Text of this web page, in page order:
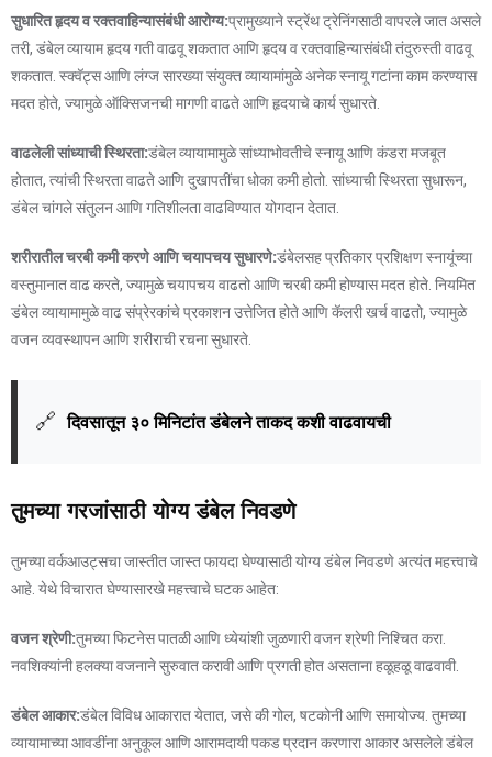
सुधारित हृदय व रक्तवाहिन्यासंबंधी आरोग्य:प्रामुख्याने स्ट्रेंथ ट्रेनिंगसाठी वापरले जात असले
तरी, डंबेल व्यायाम हृदय गती वाढवू शकतात आणि हृदय व रक्तवाहिन्यासंबंधी तंदुरुस्ती वाढवू
शकतात. स्क्वॅट्स आणि लंग्ज सारख्या संयुक्त व्यायामांमुळे अनेक स्नायू गटांना काम करण्यास
मदत होते, ज्यामुळे ऑक्सिजनची मागणी वाढते आणि हृदयाचे कार्य सुधारते.
वाढलेली सांध्याची स्थिरता:डंबेल व्यायामामुळे सांध्याभोवतीचे स्नायू आणि कंडरा मजबूत
होतात, त्यांची स्थिरता वाढते आणि दुखापतींचा धोका कमी होतो. सांध्याची स्थिरता सुधारून,
डंबेल चांगले संतुलन आणि गतिशीलता वाढविण्यात योगदान देतात.
शरीरातील चरबी कमी करणे आणि चयापचय सुधारणे:डंबेलसह प्रतिकार प्रशिक्षण स्नायूंच्या
वस्तुमानात वाढ करते, ज्यामुळे चयापचय वाढतो आणि चरबी कमी होण्यास मदत होते. नियमित
डंबेल व्यायामामुळे वाढ संप्रेरकांचे प्रकाशन उत्तेजित होते आणि कॅलरी खर्च वाढतो, ज्यामुळे
वजन व्यवस्थापन आणि शरीराची रचना सुधारते.
🔗 दिवसातून ३० मिनिटांत डंबेलने ताकद कशी वाढवायची
तुमच्या गरजांसाठी योग्य डंबेल निवडणे
तुमच्या वर्कआउट्सचा जास्तीत जास्त फायदा घेण्यासाठी योग्य डंबेल निवडणे अत्यंत महत्त्वाचे
आहे. येथे विचारात घेण्यासारखे महत्त्वाचे घटक आहेत:
वजन श्रेणी:तुमच्या फिटनेस पातळी आणि ध्येयांशी जुळणारी वजन श्रेणी निश्चित करा.
नवशिक्यांनी हलक्या वजनाने सुरुवात करावी आणि प्रगती होत असताना हळूहळू वाढवावी.
डंबेल आकार:डंबेल विविध आकारात येतात, जसे की गोल, षटकोनी आणि समायोज्य. तुमच्या
व्यायामाच्या आवडींना अनुकूल आणि आरामदायी पकड प्रदान करणारा आकार असलेले डंबेल